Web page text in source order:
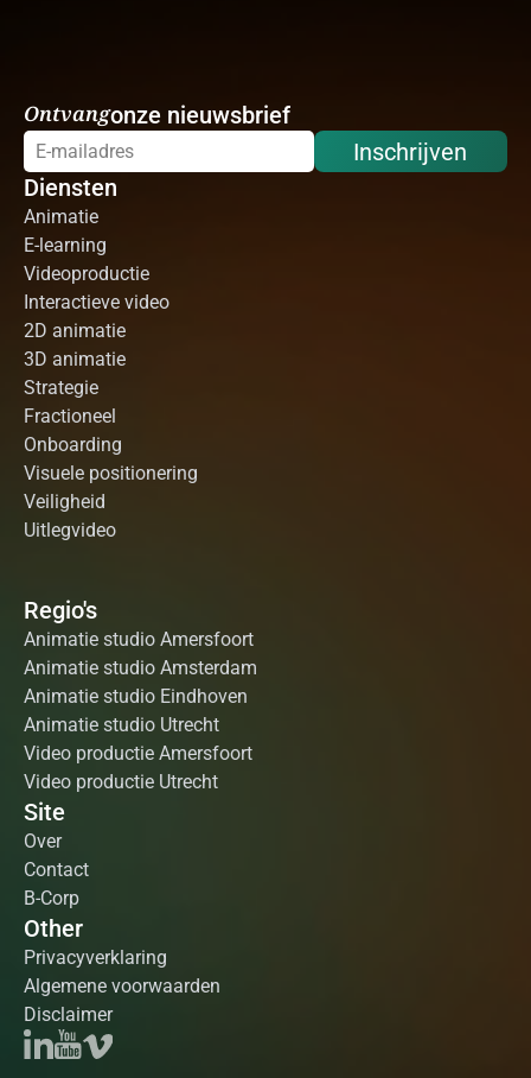
Ontvangonze nieuwsbrief
Inschrijven
Diensten
Animatie
E-learning
Videoproductie
Interactieve video
2D animatie
3D animatie
Strategie
Fractioneel
Onboarding
Visuele positionering
Veiligheid
Uitlegvideo
Regio's
Animatie studio Amersfoort
Animatie studio Amsterdam
Animatie studio Eindhoven
Animatie studio Utrecht
Video productie Amersfoort
Video productie Utrecht
Site
Over
Contact
B-Corp
Other
Privacyverklaring
Algemene voorwaarden
Disclaimer